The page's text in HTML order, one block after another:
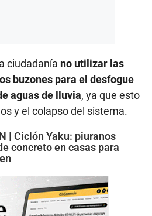
ciudadanía no utilizar las
buzones para el desfogue
aguas de lluvia, ya que esto
y el colapso del sistema.
| Ciclón Yaku: piuranos
concreto en casas para